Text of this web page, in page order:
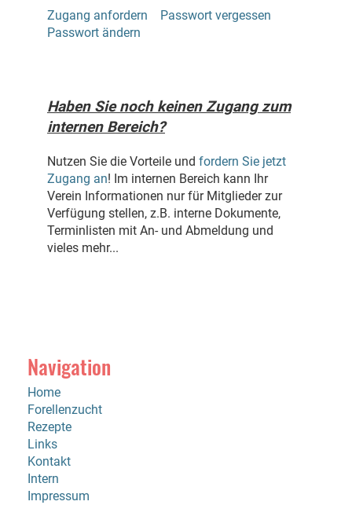
Zugang anfordern
Passwort vergessen
Passwort ändern
Haben Sie noch keinen Zugang zum
internen Bereich?
Nutzen Sie die Vorteile und fordern Sie jetzt
Zugang an! Im internen Bereich kann Ihr
Verein Informationen nur für Mitglieder zur
Verfügung stellen, z.B. interne Dokumente,
Terminlisten mit An- und Abmeldung und
vieles mehr...
Navigation
Home
Forellenzucht
Rezepte
Links
Kontakt
Intern
Impressum